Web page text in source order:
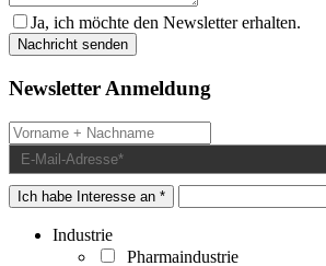
Ja, ich möchte den Newsletter erhalten.
Newsletter Anmeldung
Ich habe Interesse an *
Industrie
Pharmaindustrie